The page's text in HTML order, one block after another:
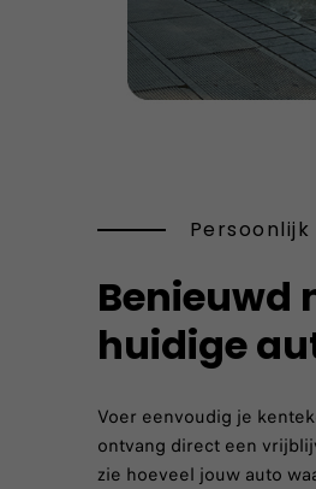
Benieuwd
huidige
Voer eenvoudig je
ontvang direct een
zie hoeveel jouw auto